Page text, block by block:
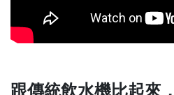
跟傳統飲水機比起來